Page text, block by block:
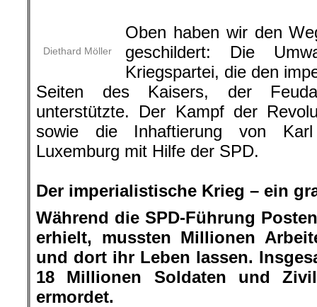
Diethard Möller
Oben haben wir den
geschildert: Die
Kriegspartei, die den
Seiten des Kaisers, der
unterstützte. Der Kampf der
sowie die Inhaftierung von
Luxemburg mit Hilfe der SPD.
Der imperialistische Krieg – ein
Während die SPD-Führung
erhielt, mussten Millionen
und dort ihr Leben lassen.
18 Millionen Soldaten und
ermordet.